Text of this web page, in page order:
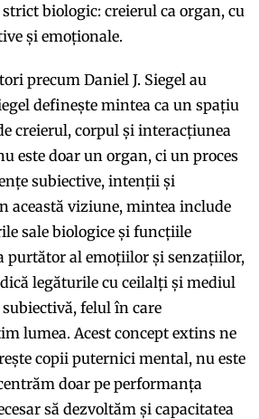
biologic: creierul ca organ, cu
și emoționale.
precum Daniel J. Siegel au
definește mintea ca un spațiu
creierul, corpul și interacțiunea
este doar un organ, ci un proces
subiective, intenții și
această viziune, mintea include
sale biologice și funcțiile
purtător al emoțiilor și senzațiilor,
legăturile cu ceilalți și mediul
felul în care
lumea. Acest concept extins ne
copii puternici mental, nu este
doar pe performanța
să dezvoltăm și capacitatea